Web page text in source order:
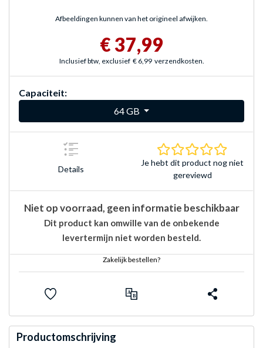
Afbeeldingen kunnen van het origineel afwijken.
€ 37,99
Inclusief btw, exclusief € 6,99 verzendkosten.
Capaciteit:
64 GB
Details
Je hebt dit product nog niet
gereviewd
Niet op voorraad, geen informatie beschikbaar
Dit product kan omwille van de onbekende
levertermijn niet worden besteld.
Zakelijk bestellen?
Productomschrijving